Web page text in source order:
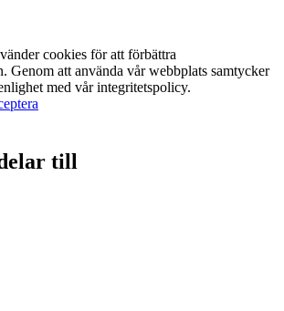
cookies för att förbättra
Genom att använda vår webbplats samtycker
med vår integritetspolicy.
till